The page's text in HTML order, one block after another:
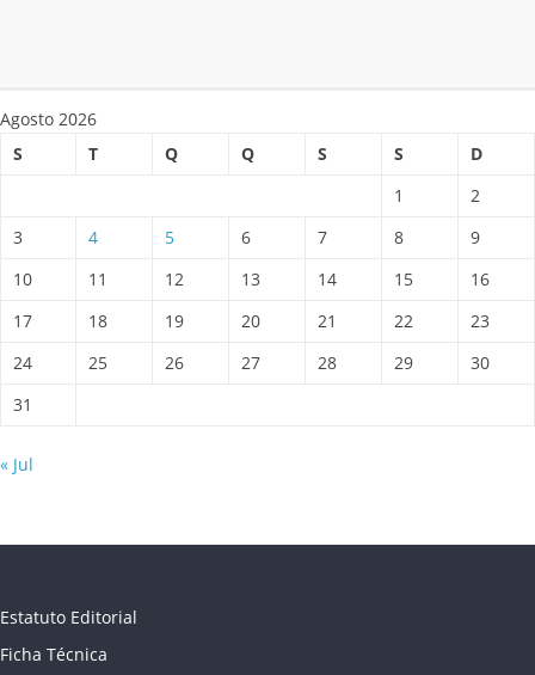
Agosto 2026
S
T Q Q S S
D
1
2
3
4 5 6 7 8
9
10
11 12 13 14 15
16
17
18 19 20 21 22
23
24
25 26 27 28 29
30
31
« Jul
Estatuto Editorial
Ficha Técnica